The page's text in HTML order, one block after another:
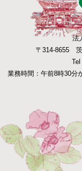
法
〒314-8655
Tel
業務時間：午前8時30分